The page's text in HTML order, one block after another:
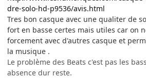
dre-solo-hd-p9536/avis.html
Tres bon casque avec une qualiter de
fort en basse certes mais utiles car on
forcement avec d'autres casque et
la musique .
Le problème des Beats c'est pas les
absence dur reste.